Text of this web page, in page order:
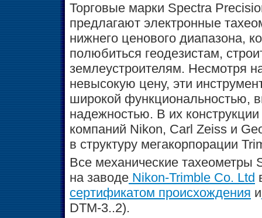
Торговые марки Spectra
предлагают электронные
нижнего ценового диапазона,
полюбиться геодезистам,
землеустроителям. Несмотря
невысокую цену, эти
широкой функциональностью,
надежностью. В их
компаний Nikon, Carl Zeiss и
в структуру мегакорпорации
Все механические тахеометры
на заводе Nikon-Trimble Co. Ltd
сертификатом происхождения и
DTM-3..2).